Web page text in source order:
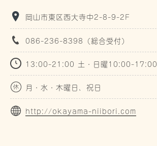
岡山市東区西大寺中2-8-9-2F
086-236-8398（総合受付）
13:00-21:00 土・日曜10:00-17:00
月・水・木曜日、祝日
http://okayama-niibori.com